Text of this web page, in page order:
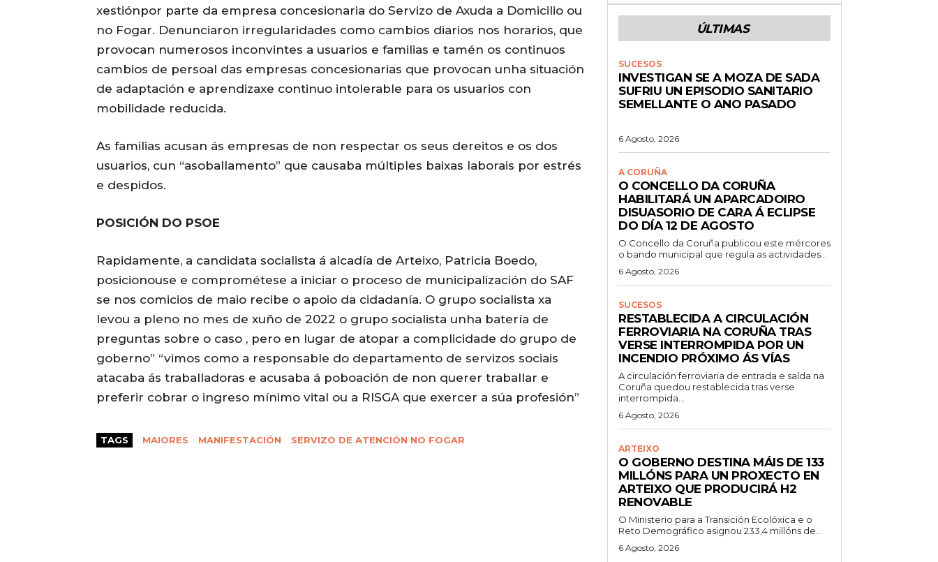
xestiónpor parte da empresa concesionaria do Servizo de Axuda a Domicilio ou
no Fogar. Denunciaron irregularidades como cambios diarios nos horarios, que
provocan numerosos inconvintes a usuarios e familias e tamén os continuos
cambios de persoal das empresas concesionarias que provocan unha situación
de adaptación e aprendizaxe continuo intolerable para os usuarios con
mobilidade reducida.
As familias acusan ás empresas de non respectar os seus dereitos e os dos
usuarios, cun “asoballamento” que causaba múltiples baixas laborais por estrés
e despidos.
POSICIÓN DO PSOE
Rapidamente, a candidata socialista á alcadía de Arteixo, Patricia Boedo,
posicionouse e comprométese a iniciar o proceso de municipalización do SAF
se nos comicios de maio recibe o apoio da cidadanía. O grupo socialista xa
levou a pleno no mes de xuño de 2022 o grupo socialista unha batería de
preguntas sobre o caso , pero en lugar de atopar a complicidade do grupo de
goberno” “vimos como a responsable do departamento de servizos sociais
atacaba ás traballadoras e acusaba á poboación de non querer traballar e
preferir cobrar o ingreso mínimo vital ou a RISGA que exercer a súa profesión”
TAGS MAIORES MANIFESTACIÓN SERVIZO DE ATENCIÓN NO FOGAR
ÚLTIMAS
SUCESOS
INVESTIGAN SE A MOZA DE SADA
SUFRIU UN EPISODIO SANITARIO
SEMELLANTE O ANO PASADO
6 Agosto, 2026
A CORUÑA
O CONCELLO DA CORUÑA
HABILITARÁ UN APARCADOIRO
DISUASORIO DE CARA Á ECLIPSE
DO DÍA 12 DE AGOSTO
O Concello da Coruña publicou este mércores
o bando municipal que regula as actividades...
6 Agosto, 2026
SUCESOS
RESTABLECIDA A CIRCULACIÓN
FERROVIARIA NA CORUÑA TRAS
VERSE INTERROMPIDA POR UN
INCENDIO PRÓXIMO ÁS VÍAS
A circulación ferroviaria de entrada e saída na
Coruña quedou restablecida tras verse
interrompida...
6 Agosto, 2026
ARTEIXO
O GOBERNO DESTINA MÁIS DE 133
MILLÓNS PARA UN PROXECTO EN
ARTEIXO QUE PRODUCIRÁ H2
RENOVABLE
O Ministerio para a Transición Ecolóxica e o
Reto Demográfico asignou 233,4 millóns de...
6 Agosto, 2026